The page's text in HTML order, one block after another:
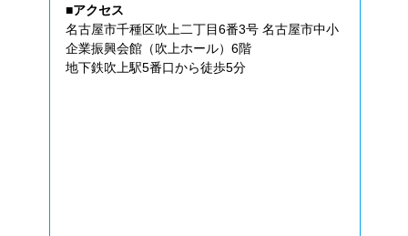
■アクセス
名古屋市千種区吹上二丁目6番3号 名古屋市中小
企業振興会館（吹上ホール）6階
地下鉄吹上駅5番口から徒歩5分